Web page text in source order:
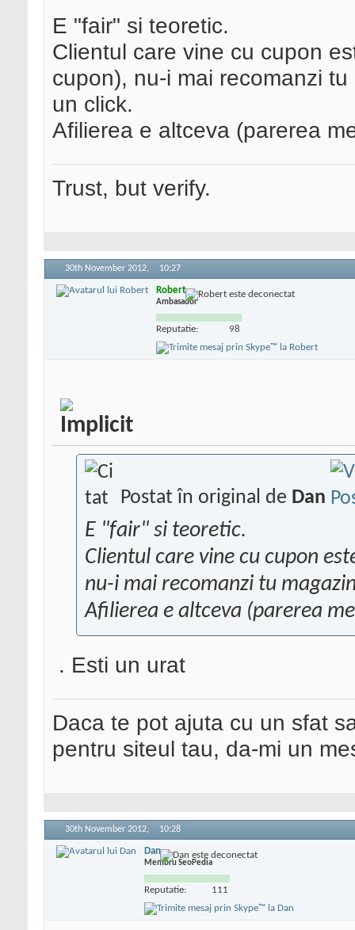
E "fair" si teoretic.
Clientul care vine cu cupon
cupon), nu-i mai recomanzi
un click.
Afilierea e altceva (parerea
Trust, but verify.
30th November 2012, 10:27
Robert
Ambasador
Reputatie: 98
Postat în original de Dan
E "fair" si teoretic.
Clientul care vine cu cupon
nu-i mai recomanzi tu
Afilierea e altceva (parerea
. Esti un urat
Daca te pot ajuta cu un sfat
pentru siteul tau, da-mi un
30th November 2012, 10:28
Dan
Membru SeoPedia
Reputatie: 111